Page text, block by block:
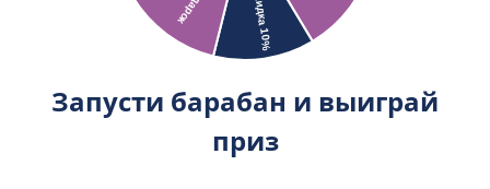
Запусти барабан и выиграй
приз